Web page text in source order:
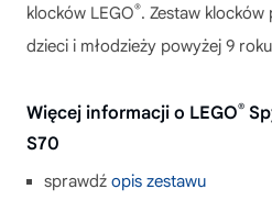
klocków LEGO®. Zestaw
dzieci i młodzieży powyżej 9
Więcej informacji o LEGO®
S70
sprawdź opis zestawu